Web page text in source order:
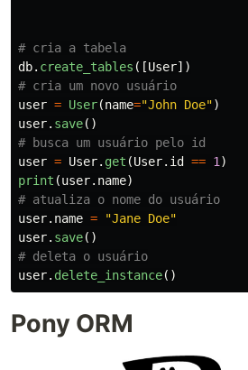
db. create_tables ([User])
user = User(name="John Doe")
user. save()
user = User. get (User. id == 1)
print (user. name)
user. name = "Jane Doe"
user. save()
user. delete_instance()
Pony ORM